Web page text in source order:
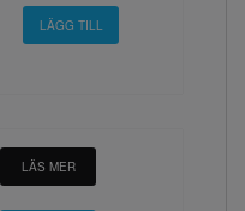
LÄS MER